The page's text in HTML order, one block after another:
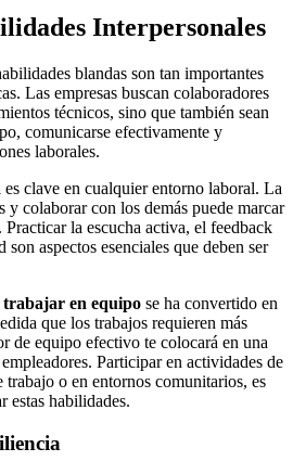
Interpersonales
blandas son tan importantes
Las empresas buscan colaboradores
técnicos, sino que también sean
comunicarse efectivamente y
laborales.
es clave en cualquier entorno laboral. La
y colaborar con los demás puede marcar
la escucha activa, el feedback
aspectos esenciales que deben ser
trabajar en equipo se ha convertido en
que los trabajos requieren más
de equipo efectivo te colocará en una
Participar en actividades de
trabajo o en entornos comunitarios, es
estas habilidades.